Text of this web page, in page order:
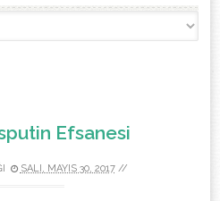
Efsanesi
SALI, MAYIS 30, 2017//